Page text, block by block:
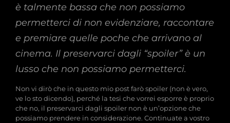
è talmente bassa che non possiamo
permetterci di non evidenziare, raccontare
e premiare quelle poche che arrivano al
cinema. Il preservarci dagli “spoiler” è un
lusso che non possiamo permetterci.
Non vi dirò che in questo mio post farò spoiler (non è vero,
ve lo sto dicendo), perché la tesi che vorrei esporre è proprio
che no, il preservarci dagli spoiler non è un’opzione che
possiamo prendere in considerazione. Continuate a vostro